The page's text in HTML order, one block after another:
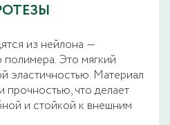
из нейлона ―
Это мягкий
эластичностью. Материал
прочностью, что делает
и стойкой к внешним